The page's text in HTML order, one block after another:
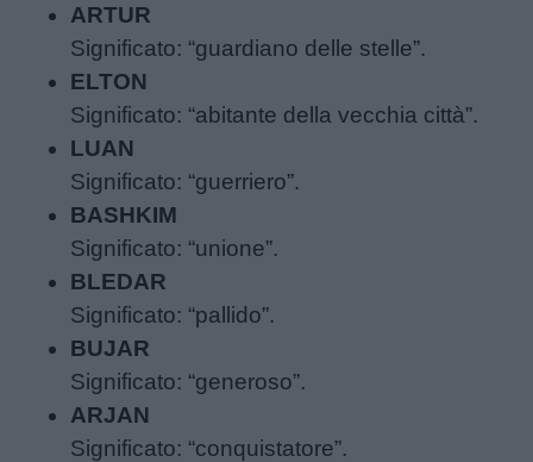
aforismi
Buongiorno
Buonanotte
Auguri
Barzellette
Educazione
positiva
ARTUR
Significato: “guardiano delle stelle”.
ELTON
Significato: “abitante della vecchia città”.
LUAN
Significato: “guerriero”.
BASHKIM
Significato: “unione”.
BLEDAR
Significato: “pallido”.
BUJAR
Significato: “generoso”.
ARJAN
Significato: “conquistatore”.